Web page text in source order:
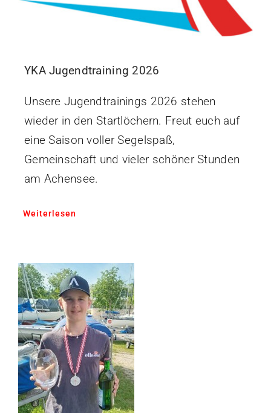
YKA Jugendtraining 2026
Unsere Jugendtrainings 2026 stehen
wieder in den Startlöchern. Freut euch auf
eine Saison voller Segelspaß,
Gemeinschaft und vieler schöner Stunden
am Achensee.
Weiterlesen